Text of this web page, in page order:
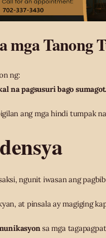
mga Tanong
ng:
na pagsusuri bago
ang mga hindi tumpak
ngunit iwasan ang
at pinsala ay magiging
sa mga